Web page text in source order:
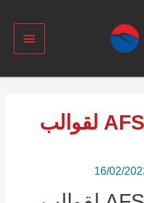
رمل سيراميك AFS35 لقوالب
16/02/